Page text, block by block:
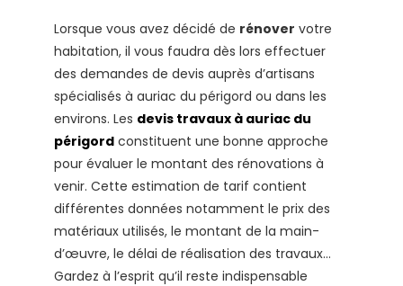
Lorsque vous avez décidé de rénover votre
habitation, il vous faudra dès lors effectuer
des demandes de devis auprès d’artisans
spécialisés à auriac du périgord ou dans les
environs. Les devis travaux à auriac du
périgord constituent une bonne approche
pour évaluer le montant des rénovations à
venir. Cette estimation de tarif contient
différentes données notamment le prix des
matériaux utilisés, le montant de la main-
d’œuvre, le délai de réalisation des travaux…
Gardez à l’esprit qu’il reste indispensable